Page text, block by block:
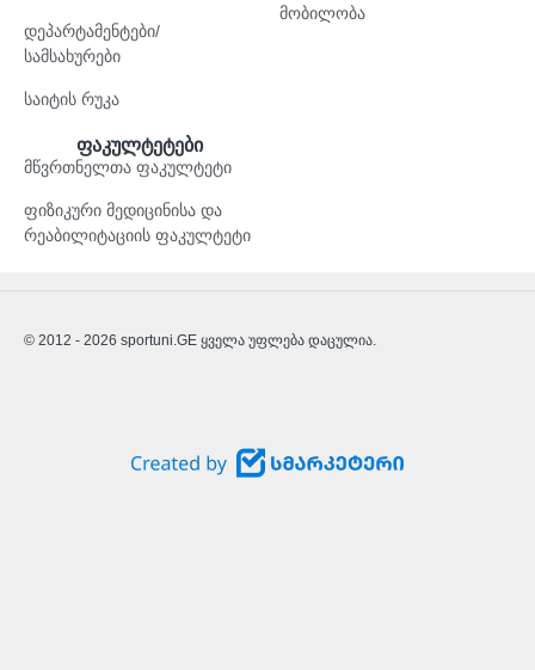
დეპარტამენტები/
სამსახურები
საიტის რუკა
მობილობა
ფაკულტეტები
მწვრთნელთა ფაკულტეტი
ფიზიკური მედიცინისა და
რეაბილიტაციის ფაკულტეტი
© 2012 - 2026 sportuni.GE ყველა უფლება დაცულია.